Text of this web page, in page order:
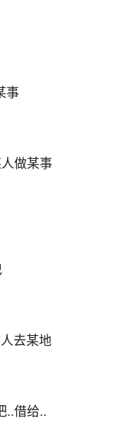
事
做某事
去某地
..借给..